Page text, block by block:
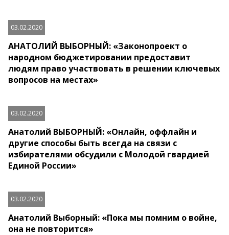
03.02.2020
АНАТОЛИЙ ВЫБОРНЫЙ: «Законопроект о
народном бюджетировании предоставит
людям право участвовать в решении ключевых
вопросов на местах»
03.02.2020
Анатолий ВЫБОРНЫЙ: «Онлайн, оффлайн и
другие способы быть всегда на связи с
избирателями обсудили с Молодой гвардией
Единой России»
03.02.2020
Анатолий Выборный: «Пока мы помним о войне,
она не повторится»